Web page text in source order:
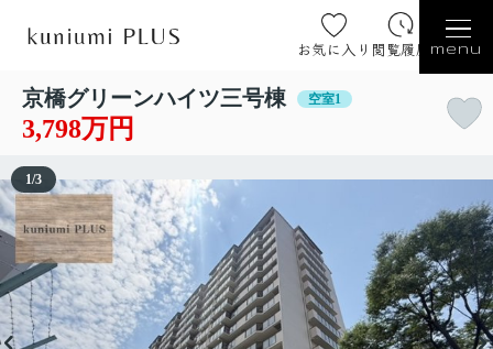
お気に入り 閲覧履歴 menu
京橋グリーンハイツ三号棟 空室1
3,798万円
1/3